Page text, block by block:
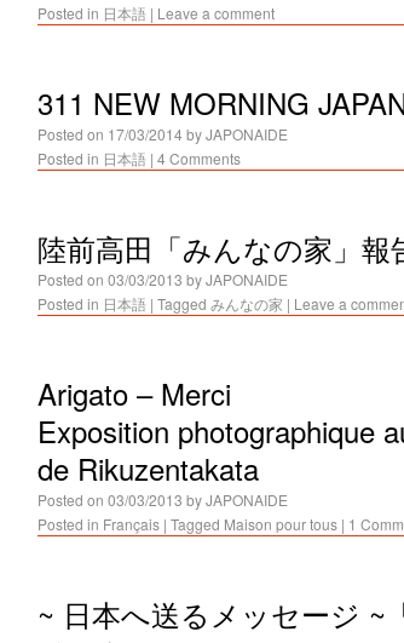
Posted in 日本語 | Leave a comment
311 NEW MORNING
Posted on 17/03/2014byJAPONAIDE
Posted in 日本語 | 4 Comments
陸前高田「みんなの家」報
Posted on 03/03/2013 byJAPONAIDE
Posted in 日本語 | Tagged みんなの家 | Leave a
Arigato – Merci
Exposition photographique
de Rikuzentakata
Posted on 03/03/2013 byJAPONAIDE
Posted in Français | Tagged Maison pour tous | 1
~ 日本へ送るメッセージ ~